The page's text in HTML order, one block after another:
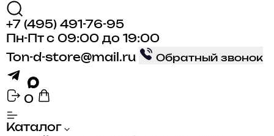
+7 (495) 491-76-95
Пн-Пт с 09:00 до 19:00
Ton-d-store@mail.ru
Обратный звонок
0
Каталог